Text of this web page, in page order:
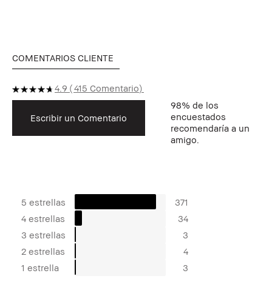
COMENTARIOS CLIENTE
4.9 415 Comentario
Escribir un Comentario
98% de los
encuestados
recomendaría a un
amigo.
5 estrellas
371
4 estrellas
34
3 estrellas
3
2 estrellas
4
1 estrella
3